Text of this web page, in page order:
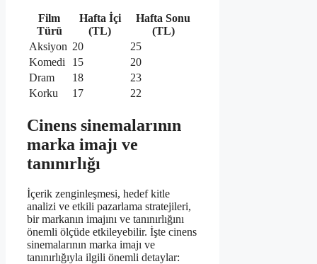
Film
Türü
Hafta İçi
(TL)
Hafta Sonu
(TL)
Aksiyon 20
25
Komedi
15
20
Dram
18
23
Korku
17 22
Cinens sinemalarının
marka imajı ve
tanınırlığı
İçerik zenginleşmesi, hedef kitle
analizi ve etkili pazarlama stratejileri,
bir markanın imajını ve tanınırlığını
önemli ölçüde etkileyebilir. İşte cinens
sinemalarının marka imajı ve
tanınırlığıyla ilgili önemli detaylar: